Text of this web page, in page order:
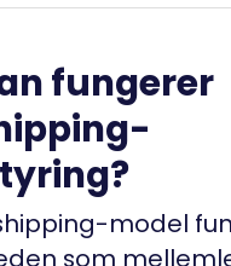
fungerer
model
som